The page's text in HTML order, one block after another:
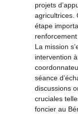
projets
agricultrices.
étape
La mission
intervention à
séance
discussions
cruciales
foncier au